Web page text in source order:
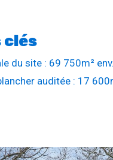
clés
du site : 69 750m² env.
auditée : 17